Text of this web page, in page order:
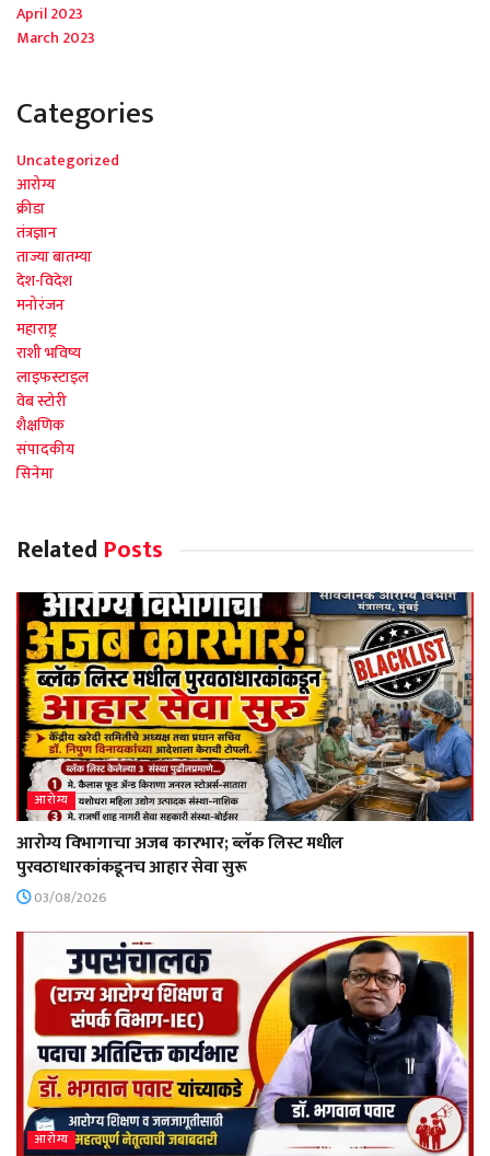
April 2023
March 2023
Categories
Uncategorized
आरोग्य
क्रीडा
तंत्रज्ञान
ताज्या बातम्या
देश-विदेश
मनोरंजन
महाराष्ट्र
राशी भविष्य
लाइफस्टाइल
वेब स्टोरी
शैक्षणिक
संपादकीय
सिनेमा
Related Posts
आरोग्य
आरोग्य विभागाचा अजब कारभार; ब्लॅक लिस्ट मधील
पुरवठाधारकांकडूनच आहार सेवा सुरू
03/08/2026
आरोग्य